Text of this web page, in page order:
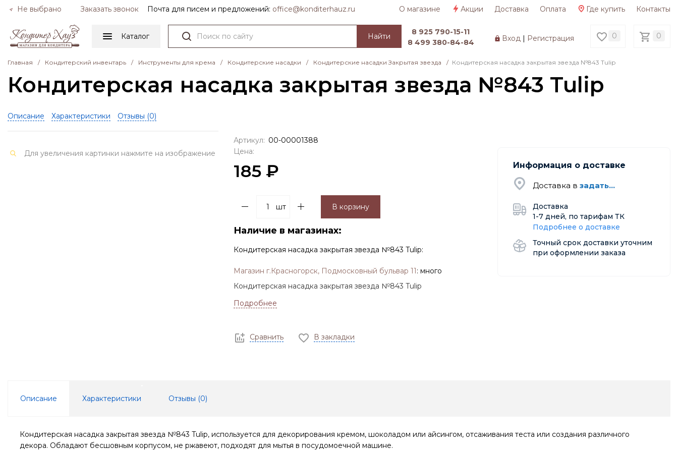
Не выбрано Заказать звонок Почта для писем и предложений: officе@konditerhauz.ru О магазине Акции Доставка Оплата Где купить Контакты
Каталог Вход| Регистрация 0 0
Найти
8 925 790-15-11
8 499 380-84-84
Главная / Кондитерский инвентарь / Инструменты для крема / Кондитерские насадки / Кондитерские насадки Закрытая звезда / Кондитерская насадка закрытая звезда №843 Tulip
Кондитерская насадка закрытая звезда №843 Tulip
Описание Характеристики Отзывы (0)
Для увеличения картинки нажмите на изображение
Артикул: 00-00001388
Цена:
185 ₽
шт В корзину
Наличие в магазинах:
Кондитерская насадка закрытая звезда №843 Tulip:
Магазин г.Красногорск, Подмосковный бульвар 11: много
Информация о доставке
Доставка в задать...
Доставка
1-7 дней, по тарифам ТК
Подробнее о доставке
Точный срок доставки уточним
при оформлении заказа
Кондитерская насадка закрытая звезда №843 Tulip
Подробнее
Сравнить В закладки
Описание Характеристики Отзывы (0)
Кондитерская насадка закрытая звезда №843 Tulip, используется для декорирования кремом, шоколадом или айсингом, отсаживания теста или создания различного
декора. Обладают бесшовным корпусом, не ржавеют, подходят для мытья в посудомоечной машине.